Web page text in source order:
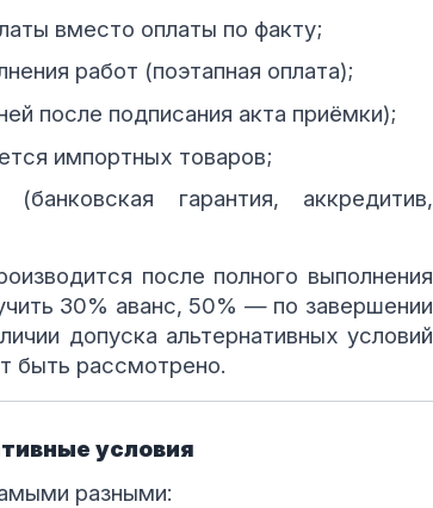
вместо оплаты по факту;
работ (поэтапная оплата);
после подписания акта приёмки);
импортных товаров;
гарантия, аккредитив,
после полного выполнения
30% аванс, 50% — по завершении
допуска альтернативных условий
быть рассмотрено.
условия
разными: